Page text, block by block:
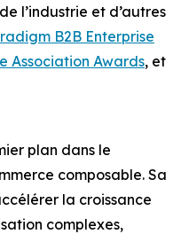
l’industrie et d’autres
B2B Enterprise
Association Awards, et
plan dans le
composable. Sa
la croissance
complexes,